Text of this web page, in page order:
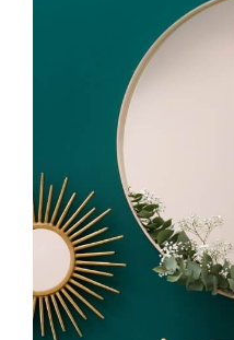
l’ensemble du territoire,
vendeurs et acquéreurs
avec une expertise
rigoureuse pour sécuriser
transaction.
Notre signature se fonde
transparence et
CONNECTA Patrimoine :
et l’avenir de notre